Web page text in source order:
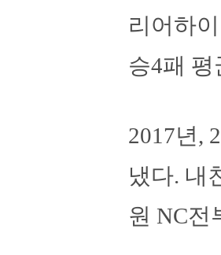
리어하
승4패
2017년,
냈다. 내
원 NC전